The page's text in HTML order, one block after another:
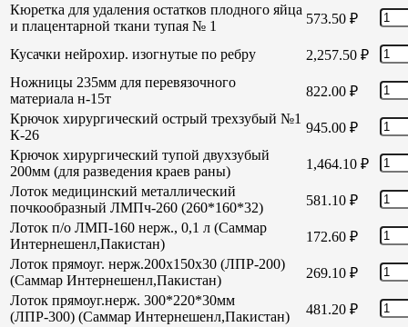
Кюретка для удаления остатков плодного яйца
и плацентарной ткани тупая № 1
573.50 ₽
Кусачки нейрохир. изогнутые по ребру 2,257.50 ₽
Ножницы 235мм для перевязочного
материала н-15т
822.00 ₽
Крючок хирургический острый трехзубый №1
К-26
945.00 ₽
Крючок хирургический тупой двухзубый
200мм (для разведения краев раны)
1,464.10 ₽
Лоток медицинский металлический
почкообразный ЛМПч-260 (260*160*32)
581.10 ₽
Лоток п/о ЛМП-160 нерж., 0,1 л (Саммар
Интернешенл,Пакистан)
172.60 ₽
Лоток прямоуг. нерж.200х150х30 (ЛПР-200)
(Саммар Интернешенл,Пакистан)
269.10 ₽
Лоток прямоуг.нерж. 300*220*30мм
(ЛПР-300) (Саммар Интернешенл,Пакистан)
481.20 ₽